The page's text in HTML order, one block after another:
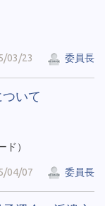
03/23 委員長
いて
）
04/07 委員長